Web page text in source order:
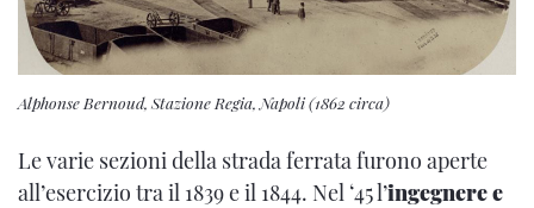
Alphonse Bernoud, Stazione Regia, Napoli (1862 circa)
Le varie sezioni della strada ferrata furono aperte
all’esercizio tra il 1839 e il 1844. Nel ‘45 l’ingegnere e